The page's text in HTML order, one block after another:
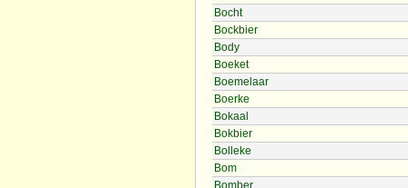
Bocht
Bockbier
Body
Boeket
Boemelaar
Boerke
Bokaal
Bokbier
Bolleke
Bom
Bomber